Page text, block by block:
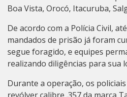
Boa Vista, Orocó, Itacuruba,
De acordo com a Polícia Civil,
mandados de prisão já foram
segue foragido, e equipes
realizando diligências para sua
Durante a operação, os